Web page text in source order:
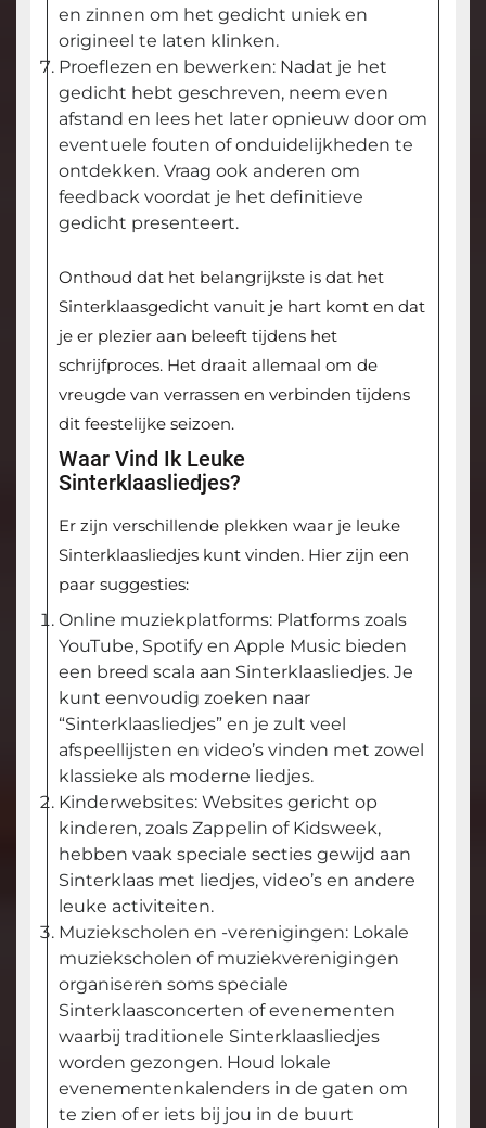
en zinnen om het gedicht uniek en
origineel te laten klinken.
Proeflezen en bewerken: Nadat je het
gedicht hebt geschreven, neem even
afstand en lees het later opnieuw door om
eventuele fouten of onduidelijkheden te
ontdekken. Vraag ook anderen om
feedback voordat je het definitieve
gedicht presenteert.
Onthoud dat het belangrijkste is dat het
Sinterklaasgedicht vanuit je hart komt en dat
je er plezier aan beleeft tijdens het
schrijfproces. Het draait allemaal om de
vreugde van verrassen en verbinden tijdens
dit feestelijke seizoen.
Waar Vind Ik Leuke
Sinterklaasliedjes?
Er zijn verschillende plekken waar je leuke
Sinterklaasliedjes kunt vinden. Hier zijn een
paar suggesties:
Online muziekplatforms: Platforms zoals
YouTube, Spotify en Apple Music bieden
een breed scala aan Sinterklaasliedjes. Je
kunt eenvoudig zoeken naar
“Sinterklaasliedjes” en je zult veel
afspeellijsten en video’s vinden met zowel
klassieke als moderne liedjes.
Kinderwebsites: Websites gericht op
kinderen, zoals Zappelin of Kidsweek,
hebben vaak speciale secties gewijd aan
Sinterklaas met liedjes, video’s en andere
leuke activiteiten.
Muziekscholen en -verenigingen: Lokale
muziekscholen of muziekverenigingen
organiseren soms speciale
Sinterklaasconcerten of evenementen
waarbij traditionele Sinterklaasliedjes
worden gezongen. Houd lokale
evenementenkalenders in de gaten om
te zien of er iets bij jou in de buurt